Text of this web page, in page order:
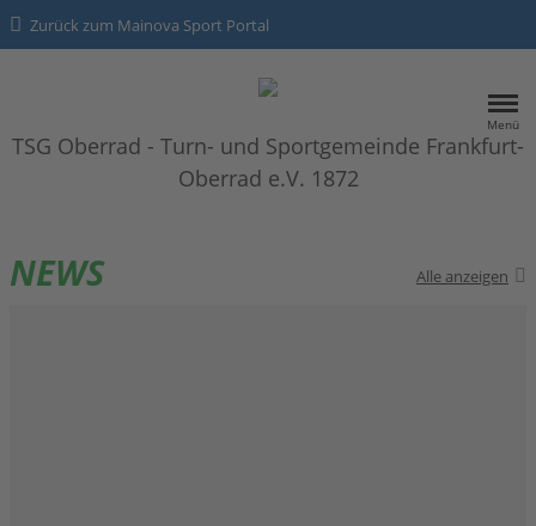
Zurück zum Mainova Sport Portal
Menü
TSG Oberrad - Turn- und Sportgemeinde Frankfurt-
Oberrad e.V. 1872
SPORTANGEBOTE
NEWS Alle anzeigen